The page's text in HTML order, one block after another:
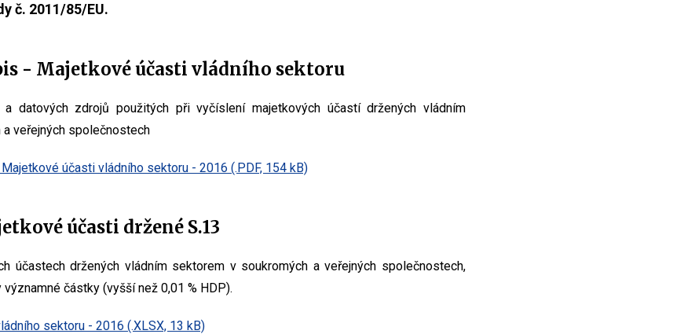
č. 2011/85/EU.
- Majetkové účasti vládního sektoru
datových zdrojů použitých při vyčíslení majetkových účastí držených vládním
veřejných společnostech
účasti vládního sektoru - 2016 (.PDF, 154 kB)
účasti držené S.13
účastech držených vládním sektorem v soukromých a veřejných společnostech,
částky (vyšší než 0,01 % HDP).
sektoru - 2016 (.XLSX, 13 kB)